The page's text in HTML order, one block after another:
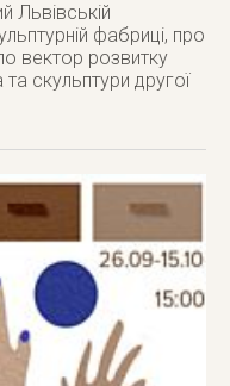
Львівській
фабриці, про
вектор розвитку
скульптури другої